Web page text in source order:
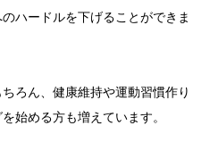
ハードルを下げることができま
ろん、健康維持や運動習慣作り
始める方も増えています。